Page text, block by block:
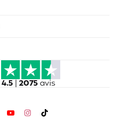
4.5 | 2075avis